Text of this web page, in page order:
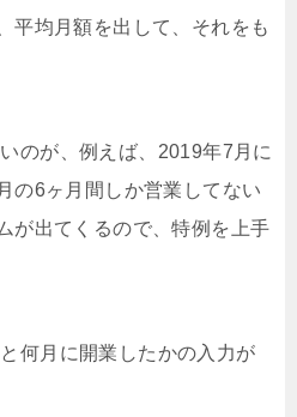
平均月額を出して、それをも
のが、例えば、2019年7月に
の6ヶ月間しか営業してない
が出てくるので、特例を上手
何月に開業したかの入力が